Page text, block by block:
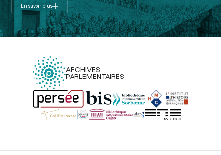
En savoir plus
ARCHIVES
PARLEMENTAIRES
Menu